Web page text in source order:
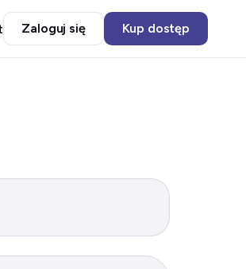
Zaloguj się Kup dostęp